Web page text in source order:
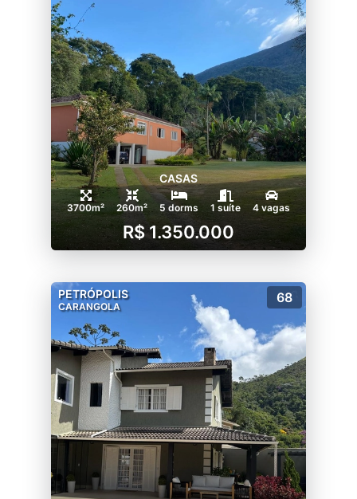
CASAS
3700m² 260m² 5 dorms 1 suíte 4 vagas
R$ 1.350.000
PETRÓPOLIS
CARANGOLA
68